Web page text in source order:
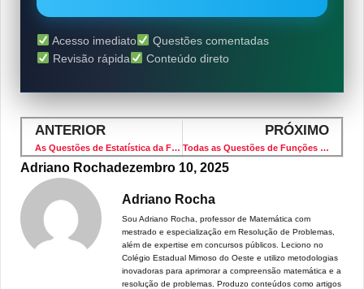
Acesso imediato
Questões comentadas
Revisão rápida
Conteúdo direto
ANTERIOR
As Questões de Estatística da FGV 2026 que Todo Candidato Precisa Dominar
PRÓXIMO
Todas as Questões de Funções da FGV 2026 — Enunciados, Imagens e Resoluções
Adriano Rochadezembro 10, 2025
Adriano Rocha
Sou Adriano Rocha, professor de Matemática com
mestrado e especialização em Resolução de Problemas,
além de expertise em concursos públicos. Leciono no
Colégio Estadual Mimoso do Oeste e utilizo metodologias
inovadoras para aprimorar a compreensão matemática e a
resolução de problemas. Produzo conteúdos como artigos